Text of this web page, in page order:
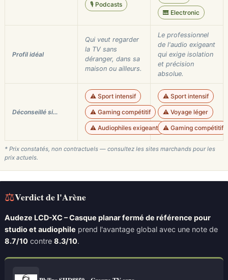
🎙️ Podcasts
🎹 Electronic
Profil idéal
Qui veut regarder
la TV sans
déranger, dans sa
maison ou ailleurs.
Le professionnel
de l'audio exigeant
qui exige isolation
et précision
absolue.
Déconseillé si…
⚠️ Sport intensif
⚠️ Gaming compétitif
⚠️ Audiophiles exigeants
⚠️ Sport intensif
⚠️ Voyage léger
⚠️ Gaming compétitif
* Prix constatés, non contractuels — consultez les sites marchands pour les
prix actuels.
⚖Verdict de l'Arène
Audeze LCD-XC – Casque planar fermé de référence pour
studio et audiophile prend l'avantage global avec une note de
8.7/10 contre 8.3/10.